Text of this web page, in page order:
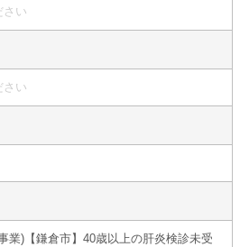
さい
さい
業)【鎌倉市】40歳以上の肝炎検診未受